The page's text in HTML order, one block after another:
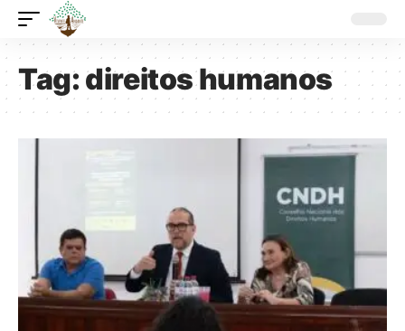
Tag:direitos humanos